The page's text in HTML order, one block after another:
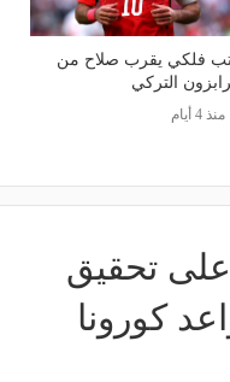
فلكي يقرب صلاح من
التركي
منذ 4 أيام
تحقيق
كورونا
و"أندية اندماج".. كل ما